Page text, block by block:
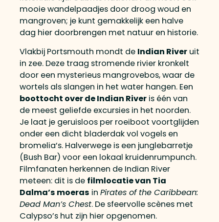
mooie wandelpaadjes door droog woud en
mangroven; je kunt gemakkelijk een halve
dag hier doorbrengen met natuur en historie.
Vlakbij Portsmouth mondt de Indian River uit
in zee. Deze traag stromende rivier kronkelt
door een mysterieus mangrovebos, waar de
wortels als slangen in het water hangen. Een
boottocht over de Indian River is één van
de meest geliefde excursies in het noorden.
Je laat je geruisloos per roeiboot voortglijden
onder een dicht bladerdak vol vogels en
bromelia’s. Halverwege is een junglebarretje
(Bush Bar) voor een lokaal kruidenrumpunch.
Filmfanaten herkennen de Indian River
meteen: dit is de filmlocatie van Tia
Dalma’s moeras in Pirates of the Caribbean:
Dead Man’s Chest. De sfeervolle scènes met
Calypso’s hut zijn hier opgenomen.